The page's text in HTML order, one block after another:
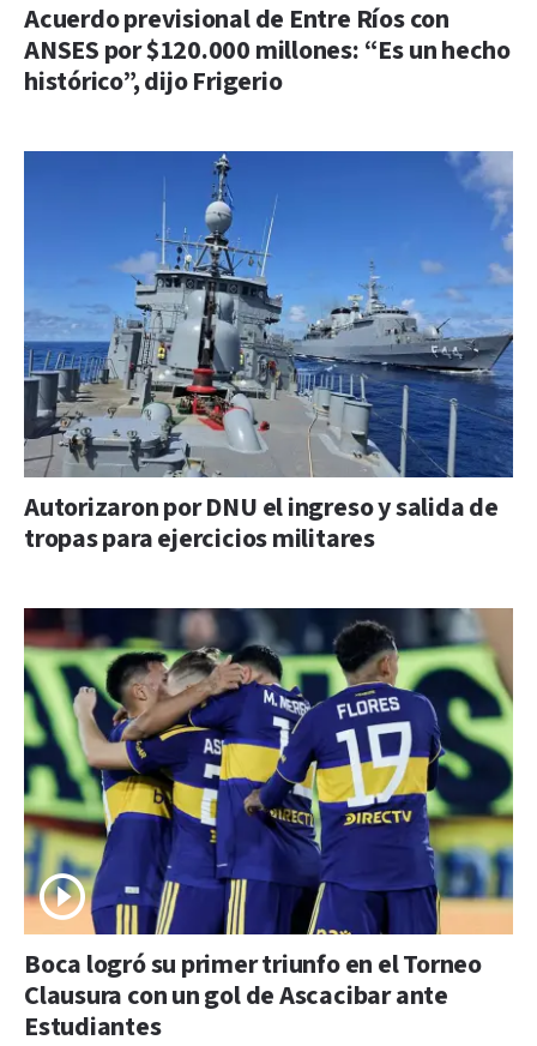
Acuerdo previsional de Entre Ríos con
ANSES por $120.000 millones: “Es un hecho
histórico”, dijo Frigerio
Autorizaron por DNU el ingreso y salida de
tropas para ejercicios militares
Boca logró su primer triunfo en el Torneo
Clausura con un gol de Ascacibar ante
Estudiantes